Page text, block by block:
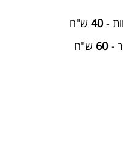
40 ש"ח
60 ש"ח